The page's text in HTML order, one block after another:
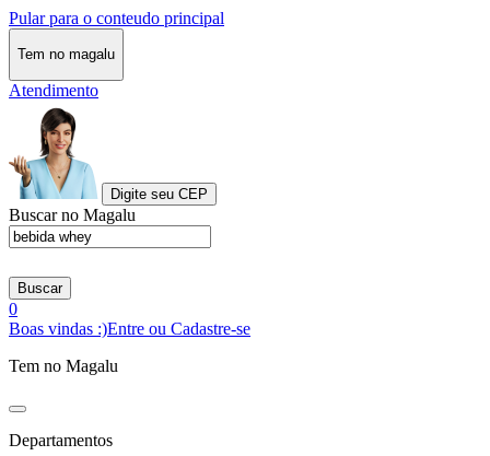
Pular para o conteudo principal
Tem no magalu
Atendimento
Digite seu CEP
Buscar no Magalu
Buscar
0
Boas vindas :)Entre ou Cadastre-se
Tem no Magalu
Departamentos